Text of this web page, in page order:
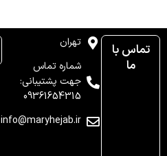
تماس با
ما
تهران
شماره تماس
جهت پشتیبانی:
09361654315
info@maryhejab.ir